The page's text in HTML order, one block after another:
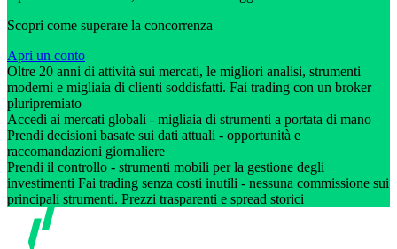
Scopri come superare la concorrenza
Apri un conto
Oltre 20 anni di attività sui mercati, le migliori analisi, strumenti
moderni e migliaia di clienti soddisfatti. Fai trading con un broker
pluripremiato
Accedi ai mercati globali - migliaia di strumenti a portata di mano
Prendi decisioni basate sui dati attuali - opportunità e
raccomandazioni giornaliere
Prendi il controllo - strumenti mobili per la gestione degli
investimenti Fai trading senza costi inutili - nessuna commissione sui
principali strumenti. Prezzi trasparenti e spread storici